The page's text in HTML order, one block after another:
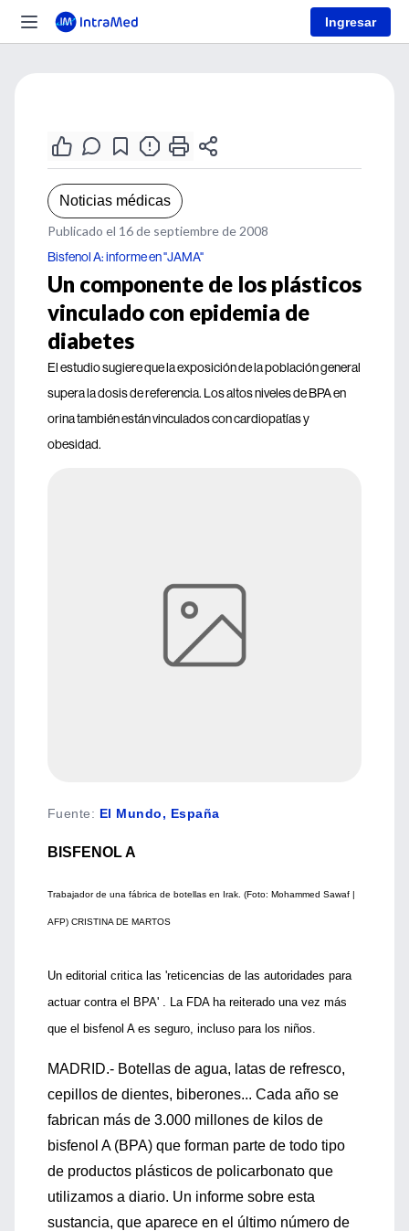
Ingresar
Noticias médicas
Publicado el 16 de septiembre de 2008
Bisfenol A: informe en "JAMA"
Un componente de los plásticos
vinculado con epidemia de
diabetes
El estudio sugiere que la exposición de la población general
supera la dosis de referencia. Los altos niveles de BPA en
orina también están vinculados con cardiopatías y
obesidad.
Fuente: El Mundo, España
BISFENOL A
Trabajador de una fábrica de botellas en Irak. (Foto: Mohammed Sawaf |
AFP) CRISTINA DE MARTOS
Un editorial critica las 'reticencias de las autoridades para
actuar contra el BPA' . La FDA ha reiterado una vez más
que el bisfenol A es seguro, incluso para los niños.
MADRID.- Botellas de agua, latas de refresco,
cepillos de dientes, biberones... Cada año se
fabrican más de 3.000 millones de kilos de
bisfenol A (BPA) que forman parte de todo tipo
de productos plásticos de policarbonato que
utilizamos a diario. Un informe sobre esta
sustancia, que aparece en el último número de